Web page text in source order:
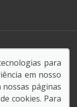
do Carmo
SP
para
em nosso
páginas
cookies. Para